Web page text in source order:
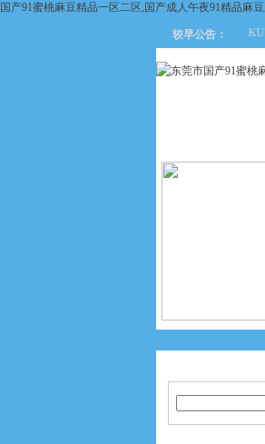
国产91蜜桃麻豆精品一区二区,国产成人午夜91精品麻
较早公告：